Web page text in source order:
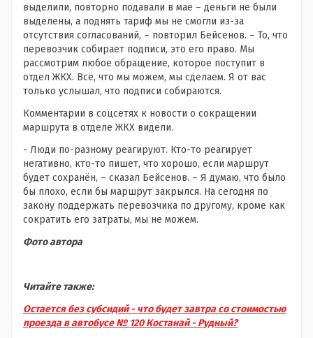
выделили, повторно подавали в мае – деньги не были
выделены, а поднять тариф мы не смогли из-за
отсутствия согласований, – повторил Бейсенов. – То, что
перевозчик собирает подписи, это его право. Мы
рассмотрим любое обращение, которое поступит в
отдел ЖКХ. Всё, что мы можем, мы сделаем. Я от вас
только услышал, что подписи собираются.
Комментарии в соцсетях к новости о сокращении
маршрута в отделе ЖКХ видели.
- Люди по-разному реагируют. Кто-то реагирует
негативно, кто-то пишет, что хорошо, если маршрут
будет сохранён, – сказал Бейсенов. – Я думаю, что было
бы плохо, если бы маршрут закрылся. На сегодня по
закону поддержать перевозчика по другому, кроме как
сократить его затраты, мы не можем.
Фото автора
Читайте также:
Остается без субсидий - что будет завтра со стоимостью
проезда в автобусе № 120 Костанай - Рудный?